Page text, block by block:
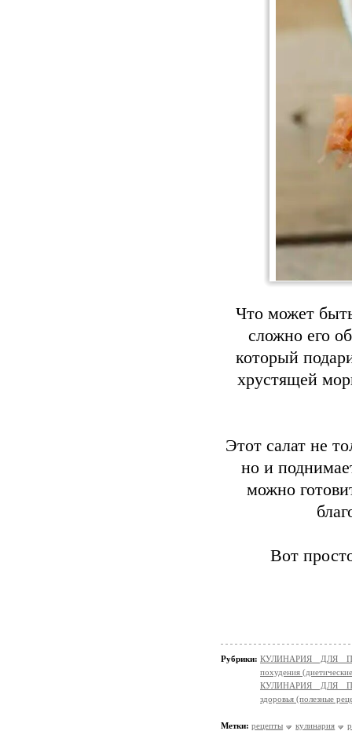
Что может
сложно его
который
хрустящей
Этот салат не
но и
можно
Вот
Рубрики: КУЛИНАРИЯ ДЛЯ
похудения
КУЛИНАРИЯ ДЛЯ
здоровья (полезные
Метки: рецепты кулинария